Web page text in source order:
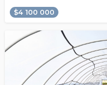
$4 100 000